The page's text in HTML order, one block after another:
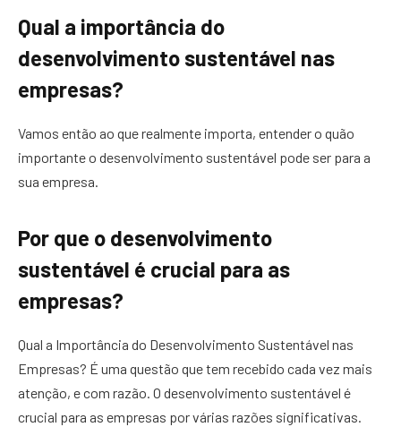
Qual a importância do
desenvolvimento sustentável nas
empresas?
Vamos então ao que realmente importa, entender o quão
importante o desenvolvimento sustentável pode ser para a
sua empresa.
Por que o desenvolvimento
sustentável é crucial para as
empresas?
Qual a Importância do Desenvolvimento Sustentável nas
Empresas? É uma questão que tem recebido cada vez mais
atenção, e com razão. O desenvolvimento sustentável é
crucial para as empresas por várias razões significativas.